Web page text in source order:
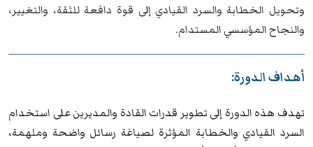
وتحويل الخطابة والسرد القيادي إلى قوة دافعة للثقة، والتغيير،
والنجاح المؤسسي المستدام.
أهداف الدورة:
تهدف هذه الدورة إلى تطوير قدرات القادة والمديرين على استخدام
السرد القيادي والخطابة المؤثرة لصياغة رسائل واضحة وملهمة،